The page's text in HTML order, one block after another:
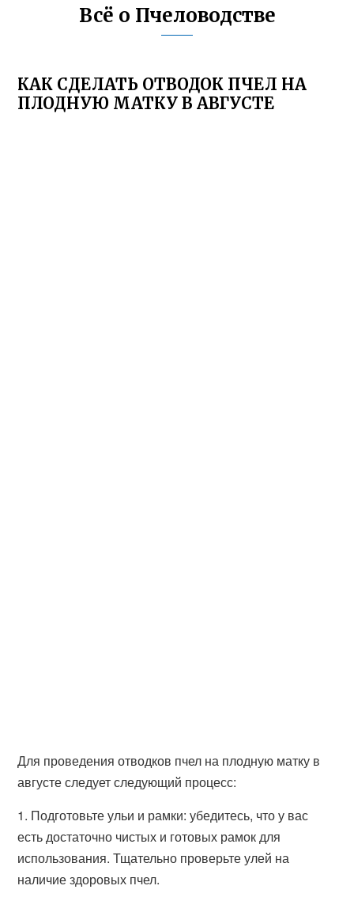
Всё о Пчеловодстве
КАК СДЕЛАТЬ ОТВОДОК ПЧЕЛ НА
ПЛОДНУЮ МАТКУ В АВГУСТЕ
Для проведения отводков пчел на плодную матку в
августе следует следующий процесс:
1. Подготовьте ульи и рамки: убедитесь, что у вас
есть достаточно чистых и готовых рамок для
использования. Тщательно проверьте улей на
наличие здоровых пчел.